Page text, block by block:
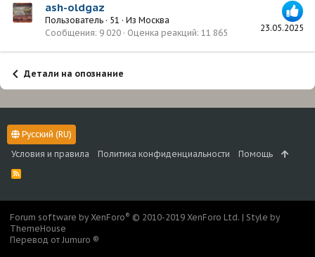
23.05.2025
ash-oldgaz
Пользователь · 51 · Из Москва
Сообщения 9 020 Оценка реакций 11 865
Детали на опознание
Русский (RU)
Условия и правила
Политика конфиденциальности Помощь
R
S
Forum software by XenForo® © 2010-2019 XenForo Ltd. | Style by
ThemeHouse
Перевод от Jumuro ®